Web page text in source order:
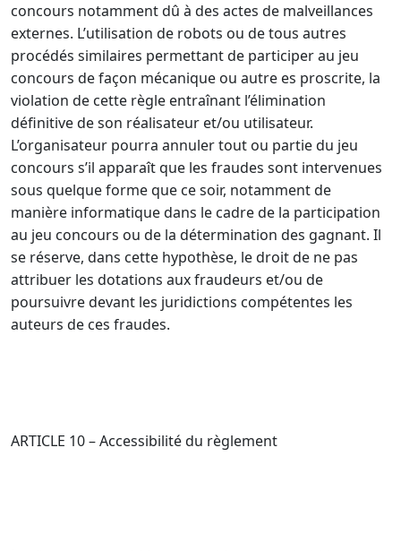
concours notamment dû à des actes de malveillances
externes. L’utilisation de robots ou de tous autres
procédés similaires permettant de participer au jeu
concours de façon mécanique ou autre es proscrite, la
violation de cette règle entraînant l’élimination
définitive de son réalisateur et/ou utilisateur.
L’organisateur pourra annuler tout ou partie du jeu
concours s’il apparaît que les fraudes sont intervenues
sous quelque forme que ce soir, notamment de
manière informatique dans le cadre de la participation
au jeu concours ou de la détermination des gagnant. Il
se réserve, dans cette hypothèse, le droit de ne pas
attribuer les dotations aux fraudeurs et/ou de
poursuivre devant les juridictions compétentes les
auteurs de ces fraudes.
ARTICLE 10 – Accessibilité du règlement